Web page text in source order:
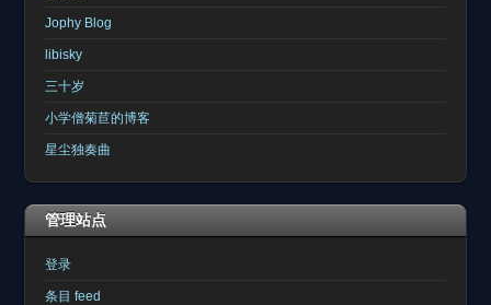
Jophy Blog
libisky
三十岁
小学僧菊苣的博客
星尘独奏曲
管理站点
登录
条目 feed